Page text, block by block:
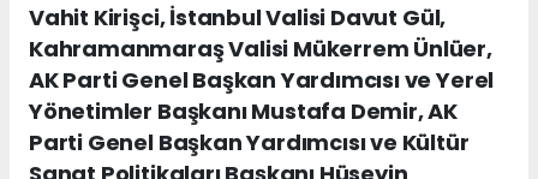
Vahit Kirişci, İstanbul Valisi Davut Gül,
Kahramanmaraş Valisi Mükerrem Ünlüer,
AK Parti Genel Başkan Yardımcısı ve Yerel
Yönetimler Başkanı Mustafa Demir, AK
Parti Genel Başkan Yardımcısı ve Kültür